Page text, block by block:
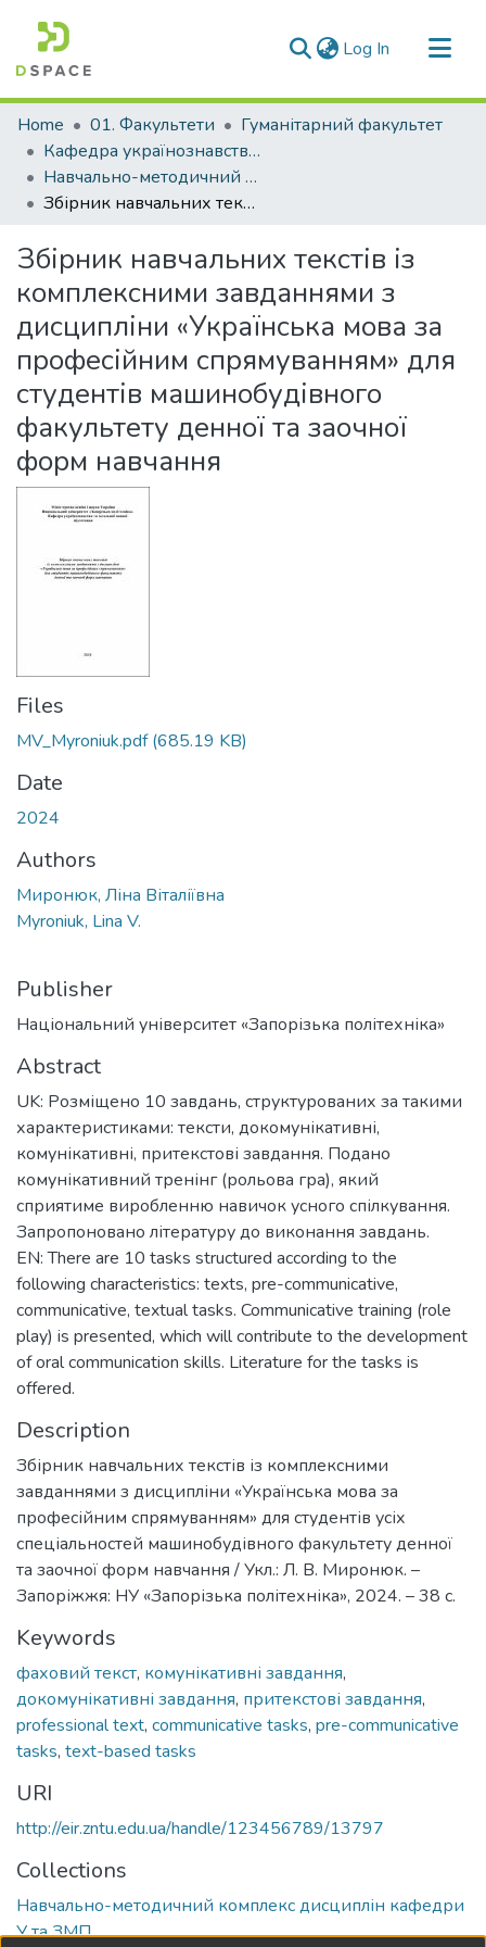
Log In (current)
Communities & Collections
All of DSpace
Statistics
Home 01. Факультети
Гуманітарний факультет
Кафедра українознавства та загальної мовної підготовки (Кафедра У та ЗМП)
Навчально-методичний комплекс дисциплін кафедри У та ЗМП
Збірник навчальних текстів із комплексними завданнями з дисципліни «Українська мова за професійним спрямуванням» для студентів машинобудівного факультету денної та заочної форм навчання
Збірник навчальних текстів із
комплексними завданнями з
дисципліни «Українська мова за
професійним спрямуванням» для
студентів машинобудівного
факультету денної та заочної
форм навчання
Files
MV_Myroniuk.pdf(685.19 KB)
Date
2024
Authors
Миронюк, Ліна Віталіївна
Myroniuk, Lina V.
Publisher
Національний університет «Запорізька політехніка»
Abstract
UK: Розміщено 10 завдань, структурованих за такими
характеристиками: тексти, докомунікативні,
комунікативні, притекстові завдання. Подано
комунікативний тренінг (рольова гра), який
сприятиме виробленню навичок усного спілкування.
Запропоновано літературу до виконання завдань.
EN: There are 10 tasks structured according to the
following characteristics: texts, pre-communicative,
communicative, textual tasks. Communicative training (role
play) is presented, which will contribute to the development
of oral communication skills. Literature for the tasks is
offered.
Description
Збірник навчальних текстів із комплексними
завданнями з дисципліни «Українська мова за
професійним спрямуванням» для студентів усіх
спеціальностей машинобудівного факультету денної
та заочної форм навчання / Укл.: Л. В. Миронюк. –
Запоріжжя: НУ «Запорізька політехніка», 2024. – 38 с.
Keywords
фаховий текст, комунікативні завдання,
докомунікативні завдання, притекстові завдання,
professional text, communicative tasks, pre-communicative
tasks, text-based tasks
URI
http://eir.zntu.edu.ua/handle/123456789/13797
Collections
Навчально-методичний комплекс дисциплін кафедри
У та ЗМП